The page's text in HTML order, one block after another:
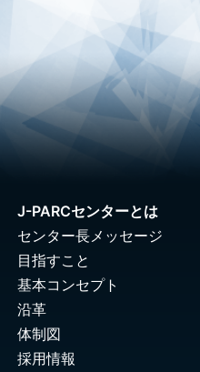
J-PARCセンターとは
センター長メッセージ
目指すこと
基本コンセプト
沿革
体制図
採用情報